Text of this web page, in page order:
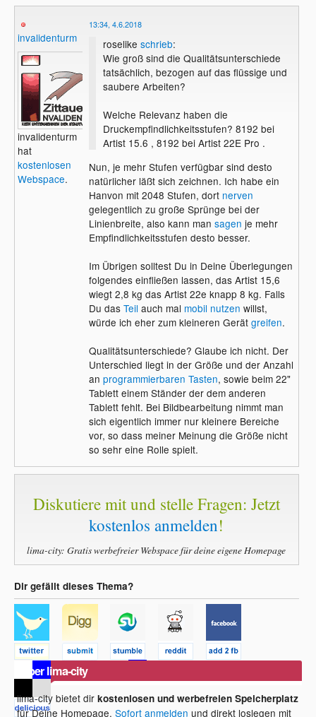
invalidenturm
invalidenturm
hat
kostenlosen
Webspace.
13:34, 4.6.2018
roselike schrieb:
Wie groß sind die Qualitätsunterschiede
tatsächlich, bezogen auf das flüssige und
saubere Arbeiten?
Welche Relevanz haben die
Druckempfindlichkeitsstufen? 8192 bei
Artist 15.6 , 8192 bei Artist 22E Pro .
Nun, je mehr Stufen verfügbar sind desto
natürlicher läßt sich zeichnen. Ich habe ein
Hanvon mit 2048 Stufen, dort nerven
gelegentlich zu große Sprünge bei der
Linienbreite, also kann man sagen je mehr
Empfindlichkeitsstufen desto besser.
Im Übrigen solltest Du in Deine Überlegungen
folgendes einfließen lassen, das Artist 15,6
wiegt 2,8 kg das Artist 22e knapp 8 kg. Falls
Du das Teil auch mal mobil nutzen willst,
würde ich eher zum kleineren Gerät greifen.
Qualitätsunterschiede? Glaube ich nicht. Der
Unterschied liegt in der Größe und der Anzahl
an programmierbaren Tasten, sowie beim 22"
Tablett einem Ständer der dem anderen
Tablett fehlt. Bei Bildbearbeitung nimmt man
sich eigentlich immer nur kleinere Bereiche
vor, so dass meiner Meinung die Größe nicht
so sehr eine Rolle spielt.
Diskutiere mit und stelle Fragen: Jetzt
kostenlos anmelden!
lima-city: Gratis werbefreier Webspace für deine eigene Homepage
Dir gefällt dieses Thema?
Über lima-city
lima-city bietet dirkostenlosen und werbefreien Speicherplatz
für Deine Homepage.Sofort anmelden und direkt loslegen mit